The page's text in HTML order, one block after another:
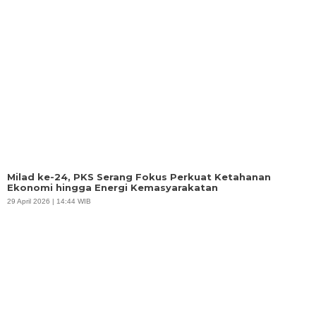
Milad ke-24, PKS Serang Fokus Perkuat Ketahanan
Ekonomi hingga Energi Kemasyarakatan
29 April 2026 | 14:44 WIB